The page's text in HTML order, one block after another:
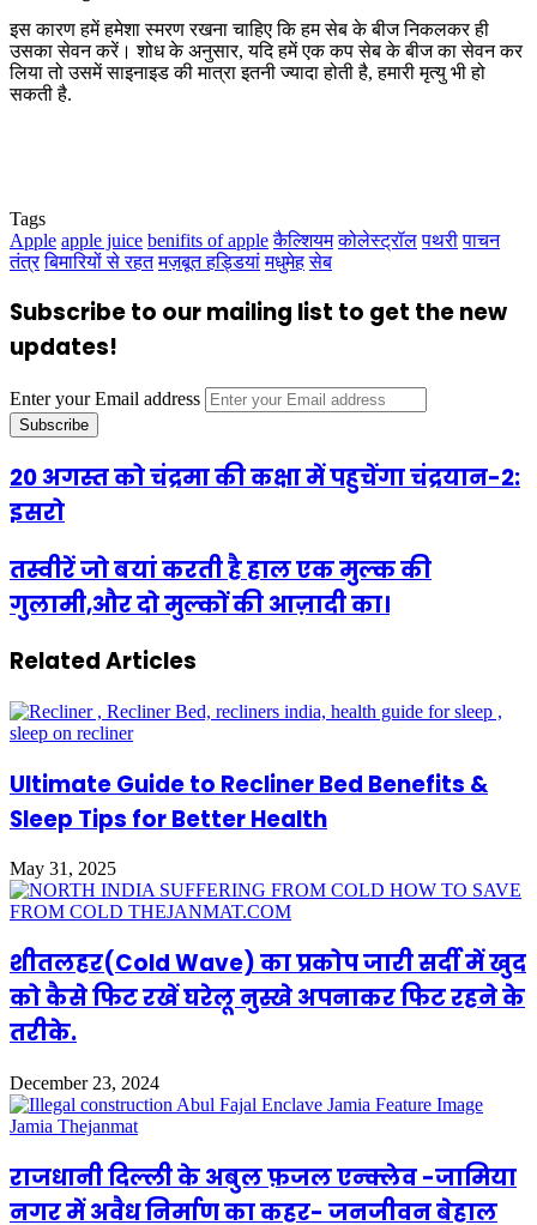
इस कारण हमें हमेशा स्मरण रखना चाहिए कि हम सेब के बीज निकलकर ही
उसका सेवन करें। शोध के अनुसार, यदि हमें एक कप सेब के बीज का सेवन कर
लिया तो उसमें साइनाइड की मात्रा इतनी ज्यादा होती है, हमारी मृत्यु भी हो
सकती है.
Tags
Apple apple juice benifits of apple कैल्शियम कोलेस्ट्रॉल पथरी पाचन
तंत्र बिमारियों से रहत मज़बूत हड्डियां मधुमेह सेब
Subscribe to our mailing list to get the new
updates!
Enter your Email address
20 अगस्त को चंद्रमा की कक्षा में पहुचेंगा चंद्रयान-2:
इसरो
तस्वीरें जो बयां करती है हाल एक मुल्क की
गुलामी,और दो मुल्कों की आज़ादी का।
Related Articles
Ultimate Guide to Recliner Bed Benefits &
Sleep Tips for Better Health
May 31, 2025
शीतलहर(Cold Wave) का प्रकोप जारी सर्दी में खुद
को कैसे फिट रखें घरेलू नुस्खे अपनाकर फिट रहने के
तरीके.
December 23, 2024
राजधानी दिल्ली के अबुल फ़जल एन्क्लेव -जामिया
नगर में अवैध निर्माण का कहर- जनजीवन बेहाल